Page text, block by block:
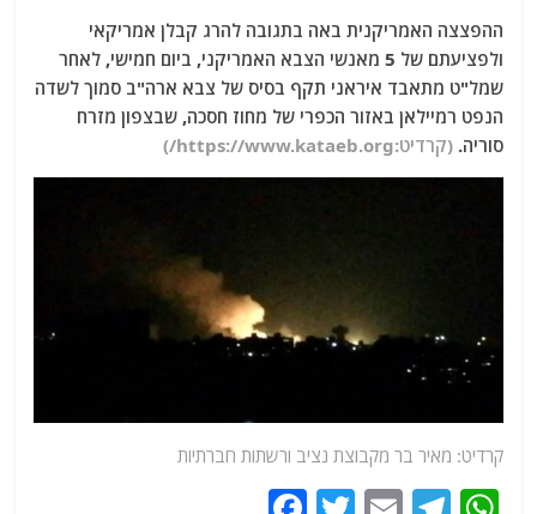
ההפצצה האמריקנית באה בתגובה להרג קבלן אמריקאי
ולפציעתם של 5 מאנשי הצבא האמריקני, ביום חמישי, לאחר
שמל"ט מתאבד איראני תקף בסיס של צבא ארה"ב סמוך לשדה
הנפט רמיילאן באזור הכפרי של מחוז חסכה, שבצפון מזרח
סוריה.(קרדיט:https://www.kataeb.org/)
קרדיט: מאיר בר מקבוצת נציב ורשתות חברתיות